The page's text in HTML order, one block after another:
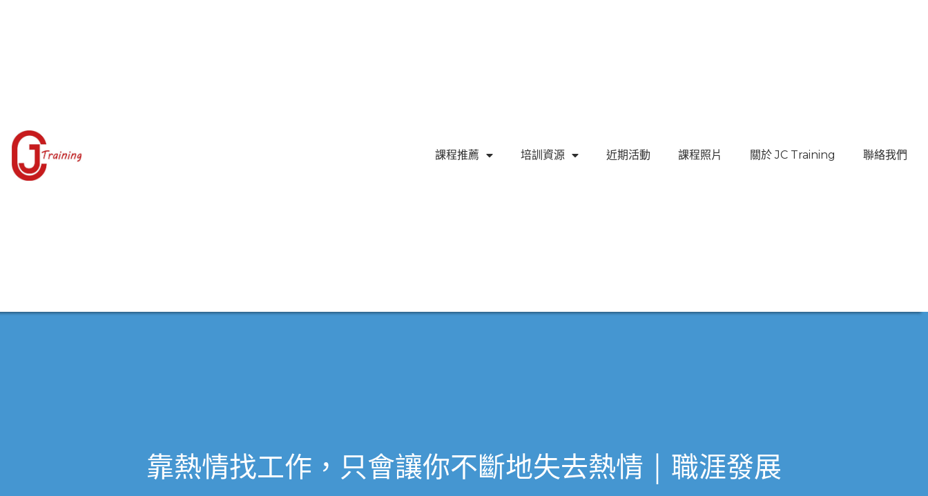
課程推薦 培訓資源 近期活動 課程照片 關於 JC Training 聯絡我們
靠熱情找工作，只會讓你不斷地失去熱情 ￨ 職涯發展